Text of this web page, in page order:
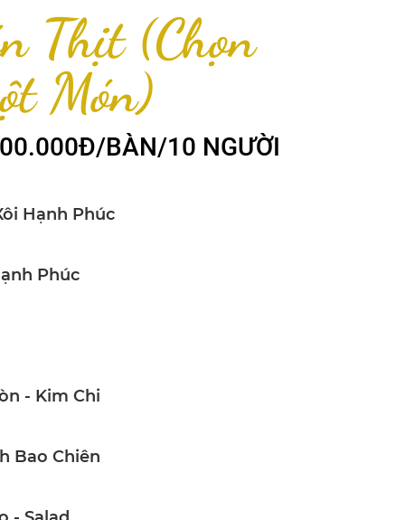
Thịt (Chọn
Món)
BÀN/10 NGƯỜI
Hạnh Phúc
Phúc
- Kim Chi
Bao Chiên